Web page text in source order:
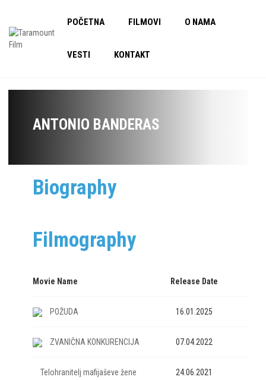
POČETNA FILMOVI O NAMA
VESTI KONTAKT
ANTONIO BANDERAS
Biography
Filmography
Movie Name Release Date
POŽUDA 16.01.2025
ZVANIČNA KONKURENCIJA 07.04.2022
Telohranitelj mafijaševe žene 24.06.2021